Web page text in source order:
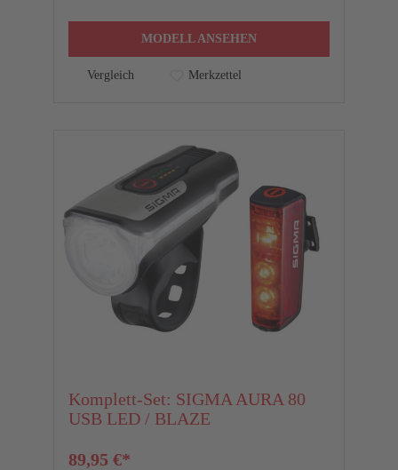
MODELL ANSEHEN
Vergleich Merkzettel
Komplett-Set: SIGMA AURA 80
USB LED / BLAZE
89,95 €*